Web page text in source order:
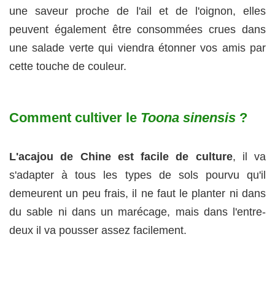
une saveur proche de l'ail et de l'oignon, elles
peuvent également être consommées crues dans
une salade verte qui viendra étonner vos amis par
cette touche de couleur.
Comment cultiver le Toona sinensis ?
L'acajou de Chine est facile de culture, il va
s'adapter à tous les types de sols pourvu qu'il
demeurent un peu frais, il ne faut le planter ni dans
du sable ni dans un marécage, mais dans l'entre-
deux il va pousser assez facilement.